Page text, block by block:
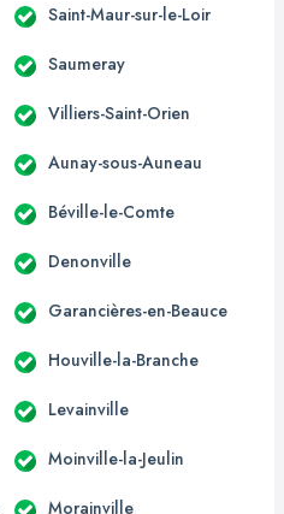
Saint-Maur-sur-le-Loir
Saumeray
Villiers-Saint-Orien
Aunay-sous-Auneau
Béville-le-Comte
Denonville
Garancières-en-Beauce
Houville-la-Branche
Levainville
Moinville-la-Jeulin
Morainville